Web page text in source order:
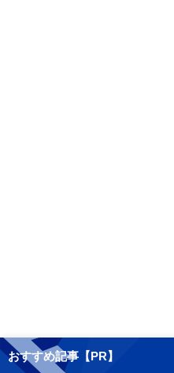
おすすめ記事【PR】